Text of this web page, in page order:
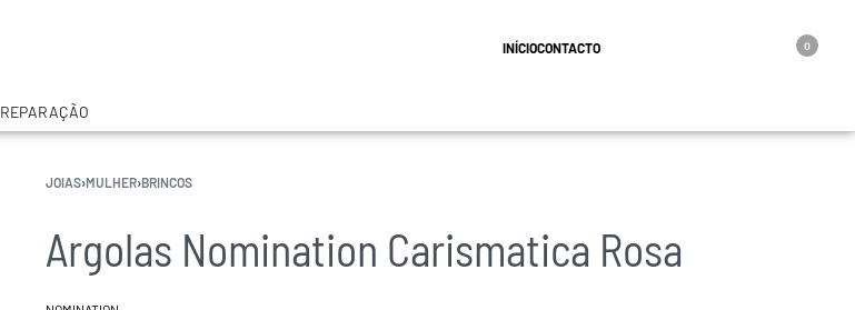
INÍCIOCONTACTO 0
REPARAÇÃO
JOIAS›MULHER›BRINCOS
Argolas Nomination Carismatica Rosa